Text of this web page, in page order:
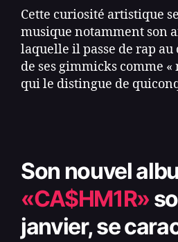
Cette curiosité artistique
musique notamment son
laquelle il passe de rap au
de ses gimmicks comme «
qui le distingue de
Son nouvel
«CA$HM1R»
janvier, se